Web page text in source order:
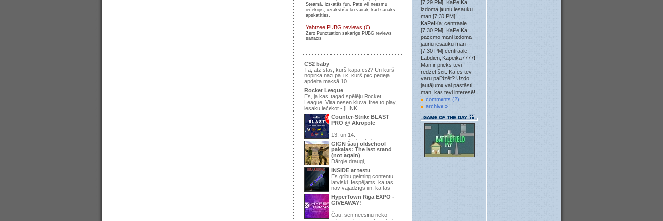
Wick3D »
tf2.kso.lv:27015
23. May
tf2.kso.lv:27015
23. May
Wick3D
Nākat spēlēt uz šo KSO PUB serveri tf2.kso.lv:27015
12. May
ok
10. May
struncis »
jau jau labu uztaisa, tad spēlē, šobrīd 9/24 un pirmā
diena
04. May
struncis »
1.6
04. May
.qoodbeep. »
strunci tas css vai 1.6?
struncis »
Ja gribar kādu zm+war3ftx 31lvl uzspēlēt, pievienojās
195.3.145.67:27015 , pēc šiem gadiem izdomāju
serveri uztaisīt atkal
04. May
attachment »
jauns forums
tikai kāda jēga
01. May
Trakaisspoks
Jup
struncis »
Vajag topiku uzraut par vakara šaušanu pubā.
.qoodbeep. »
Vispar doma kadam raut sho speli? Neesu speljis jau
kad vis sheit vienaa mirklii izmira.
.qoodbeep. »
Steamā, izskatās fun. Pats vēl neesmu
iečekojis, uzrakstīšu ko vairāk, kad sanāks
apskatīties.
Yahtzee PUBG reviews (0)
Zero Punctuation sakarīgs PUBG reviews
sanācis
CS2 baby
Tā, atzīstas, kurš kapā cs2? Un kurš
nopirka nazi pa 1k, kurš pēc pēdējā
apdeita maksā 10...
Rocket League
Es, ja kas, tagad spēlēju Rocket
League. Viņa nesen kļuva, free to play,
iesaku iečekot - [LINK...
Counter-Strike BLAST
PRO @ Akropole
13. un 14.
septembrī(piektdiena un
sestdiena), t/c “Akropole” Apollo Kino -
pirmo ...
GIGN šauj oldschool
pakaļas: The last stand
(not again)
Dārgie draugi,
Ir pienācis laiks parādīt, ka pēdējā
reize, kurā mēs domājam, ...
INSIDE ar testu
Es gribu geiming contentu
latviski. Iespējams, ka tas
nav vajadzīgs un, ka tas
viss ir s...
HyperTown Riga EXPO -
GIVEAWAY!
Čau, sen neesmu neko
[7:29 PM]! KaPeIKa:
izdoma jaunu iesauku
man [7:30 PM]!
KaPeIKa: centraale
[7:30 PM]! KaPeIKa:
pazemo mani izdoma
jaunu iesauku man
[7:30 PM] centraale:
Labdien, Kapeika7777!
Man ir prieks tevi
redzēt šeit. Kā es tev
varu palīdzēt? Uzdo
jautājumu vai pastāsti
man, kas tevi interesē!
comments (2)
archive »